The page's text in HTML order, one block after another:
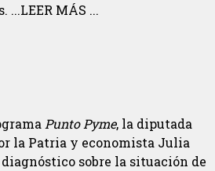
MÁS ...
Punto Pyme, la diputada
la Patria y economista Julia
sobre la situación de